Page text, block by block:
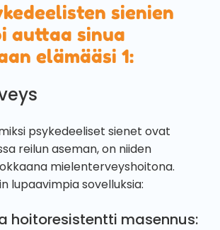
sienien
auttaa sinua
elämääsi 1:
psykedeeliset sienet ovat
reilun aseman, on niiden
mielenterveyshoitona.
lupaavimpia sovelluksia:
hoitoresistentti masennus: